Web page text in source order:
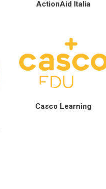
ActionAid Italia
Casco Learning